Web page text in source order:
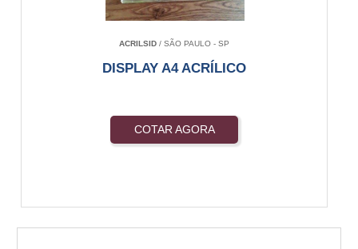
ACRILSID / SÃO PAULO - SP
DISPLAY A4 ACRÍLICO
COTAR AGORA